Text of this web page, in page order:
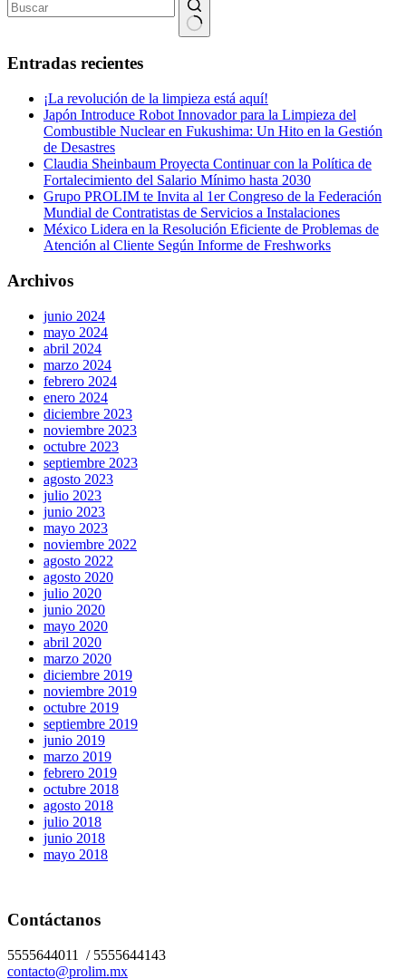
resultados
Entradas recientes
¡La revolución de la limpieza está aquí!
Japón Introduce Robot Innovador para la Limpieza del
Combustible Nuclear en Fukushima: Un Hito en la Gestión
de Desastres
Claudia Sheinbaum Proyecta Continuar con la Política de
Fortalecimiento del Salario Mínimo hasta 2030
Grupo PROLIM te Invita al 1er Congreso de la Federación
Mundial de Contratistas de Servicios a Instalaciones
México Lidera en la Resolución Eficiente de Problemas de
Atención al Cliente Según Informe de Freshworks
Archivos
junio 2024
mayo 2024
abril 2024
marzo 2024
febrero 2024
enero 2024
diciembre 2023
noviembre 2023
octubre 2023
septiembre 2023
agosto 2023
julio 2023
junio 2023
mayo 2023
noviembre 2022
agosto 2022
agosto 2020
julio 2020
junio 2020
mayo 2020
abril 2020
marzo 2020
diciembre 2019
noviembre 2019
octubre 2019
septiembre 2019
junio 2019
marzo 2019
febrero 2019
octubre 2018
agosto 2018
julio 2018
junio 2018
mayo 2018
Contáctanos
5555644011 / 5555644143
contacto@prolim.mx